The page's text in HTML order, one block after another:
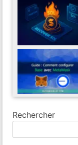
Rechercher